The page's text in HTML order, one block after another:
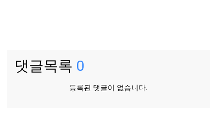
댓글목록 0
등록된 댓글이 없습니다.